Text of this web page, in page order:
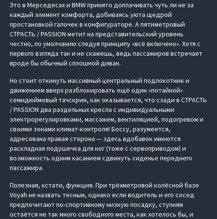
Это в Мерседесах и BMW принято доплачивать чуть ли не за
каждый элемент комфорта, добиваясь уюта щедрой
простановкой галочек в конфигураторе. А пятиметровый
СТРАСТЬ / PASSION метит на представительский уровень
честно, по умолчанию следуя принципу «всё включено». Хотя с
первого взгляда так и не скажешь, ведь пассажиров встречает
вроде бы обычный сплошной диван.
Но стоит откинуть массивный центральный подлокотник и
движением вверх разблокировать ещё один «потайной»
семидюймовый тачскрин, как оказывается, что сзади в СТРАСТЬ
/ PASSION два раздельных кресла с индивидуальными
электрорегулировками, массажем, вентиляцией, подогревом и
своими зонами климат-контроля! Боссу, разумеется,
адресована правая сторона — здесь вдобавок имеются
раскладная подушечка для ног (тоже с сервоприводом) и
возможность одним касанием сдвинуть сиденье переднего
пассажира.
Полезная, кстати, функция. При трёхметровой колёсной базе
Voyah не назвать тесным, однако если водитель и его сосед
предпочитают по-спортивному низкую посадку, ступням
остаётся не так много свободного места, как хотелось бы, и